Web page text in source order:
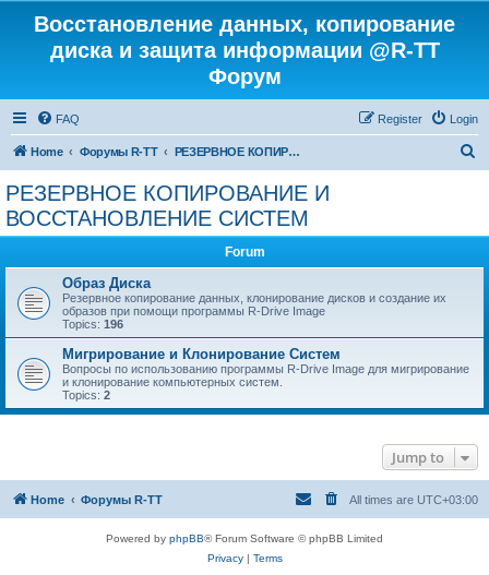
Восстановление данных, копирование
диска и защита информации @R-TT
Форум
FAQ Login
Register
Home Форумы R-TT РЕЗЕРВНОЕ КОПИРОВАНИЕ И ВОССТАНОВЛЕНИЕ СИСТЕМ
РЕЗЕРВНОЕ КОПИРОВАНИЕ И
ВОССТАНОВЛЕНИЕ СИСТЕМ
Forum
Образ Диска
Резервное копирование данных, клонирование дисков и создание их
образов при помощи программы R-Drive Image
Topics: 196
Мигрирование и Клонирование Систем
Вопросы по использованию программы R-Drive Image для мигрирование
и клонирование компьютерных систем.
Topics: 2
Jump to
Home Форумы R-TT All times are UTC+03:00
Powered by phpBB® Forum Software © phpBB Limited
Privacy| Terms